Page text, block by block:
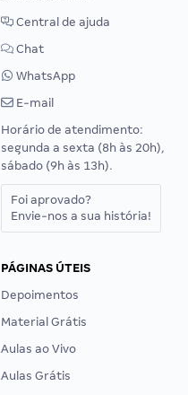
Central de ajuda
Chat
WhatsApp
E-mail
Horário de atendimento:
segunda a sexta (8h às 20h),
sábado (9h às 13h).
Foi aprovado?
Envie-nos a sua história!
PÁGINAS ÚTEIS
Depoimentos
Material Grátis
Aulas ao Vivo
Aulas Grátis